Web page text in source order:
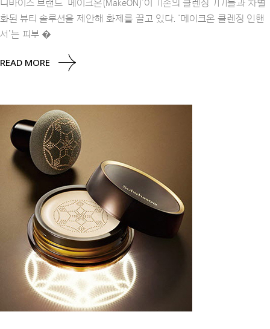
디바이스 브랜드 ‘메이크온(MakeON)’이 기존의 클렌징 기기들과 차별
화된 뷰티 솔루션을 제안해 화제를 끌고 있다. ‘메이크온 클렌징 인핸
서’는 피부 �
READ MORE